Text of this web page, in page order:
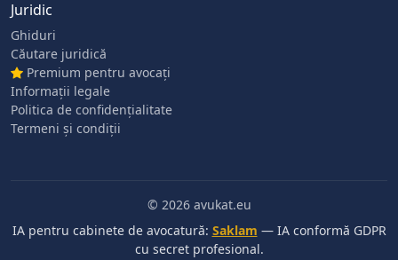
Juridic
Ghiduri
Căutare juridică
Premium pentru avocați
Informații legale
Politica de confidențialitate
Termeni și condiții
© 2026 avukat.eu
IA pentru cabinete de avocatură: Saklam — IA conformă GDPR
cu secret profesional.